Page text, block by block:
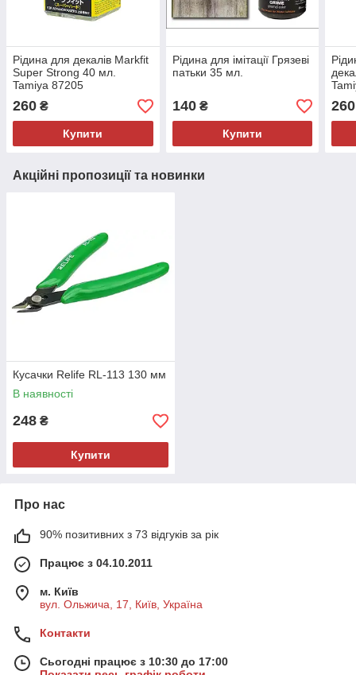
Рідина для декалів Markfit
Super Strong 40 мл.
Tamiya 87205
260 ₴
Купити
Рідина для імітації Грязеві
патьки 35 мл.
140₴
Купити
260
Акційні пропозиції та новинки
Кусачки Relife RL-113 130 мм
В наявності
248 ₴
Купити
Про нас
90% позитивних з 73 відгуків за рік
Працює з 04.10.2011
м. Київ
вул. Ольжича, 17, Київ, Україна
Контакти
Сьогодні працює з 10:30 до 17:00